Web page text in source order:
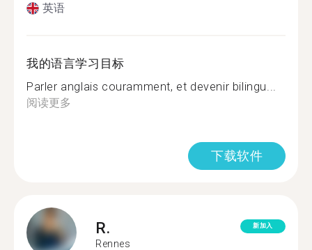
英语
我的语言学习目标
Parler anglais couramment, et devenir bilingu...
阅读更多
下载软件
R.
Rennes
新加入